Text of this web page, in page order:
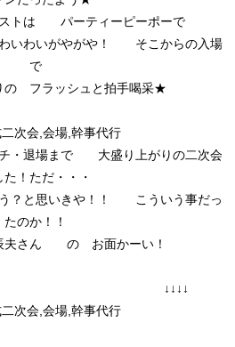
ストは パーティーピーポーで
いわいがやがや！ そこからの入場
で
の フラッシュと拍手喝采★
チ・退場まで 大盛り上がりの二次会
た！ただ・・・
う？と思いきや！！ こういう事だっ
たのか！！
さん の お面かーい！
↓↓↓↓